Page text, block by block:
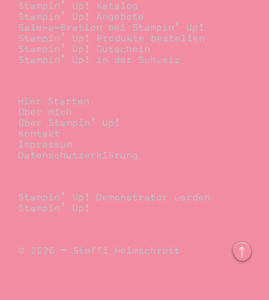
Stampin’ Up! Katalog
Stampin’ Up! Angebote
Sale-a-Bration bei Stampin’ Up!
Stampin’ Up! Produkte bestellen
Stampin’ Up! Gutschein
Stampin’ Up! in der Schweiz
Hier Starten
Über mich
Über Stampin’ Up!
Kontakt
Impressum
Datenschutzerklärung
Stampin’ Up! Demonstrator werden
Stampin’ Up!
© 2026 – Steffi Helmschrott